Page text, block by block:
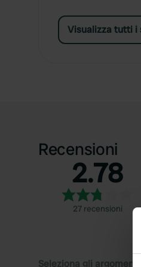
Visualizza tutti i
Recensioni
2.78
27 recensioni
Seleziona gli